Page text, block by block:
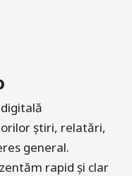
știri, relatări,
general.
rapid și clar